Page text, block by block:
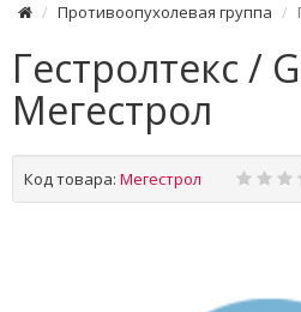
Противоопухолевая группа
Гестролтекс /
Мегестрол
Код товара: Мегестрол